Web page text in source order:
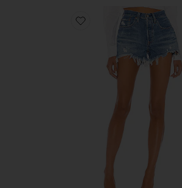
Favorite 501 ORIGINAL デニ